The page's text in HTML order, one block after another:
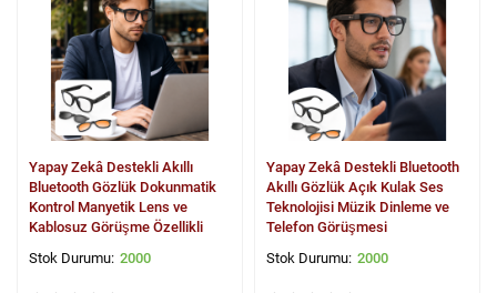
Yapay Zekâ Destekli Akıllı
Bluetooth Gözlük Dokunmatik
Kontrol Manyetik Lens ve
Kablosuz Görüşme Özellikli
2000
Yapay Zekâ Destekli Bluetooth
Akıllı Gözlük Açık Kulak Ses
Teknolojisi Müzik Dinleme ve
Telefon Görüşmesi
2000